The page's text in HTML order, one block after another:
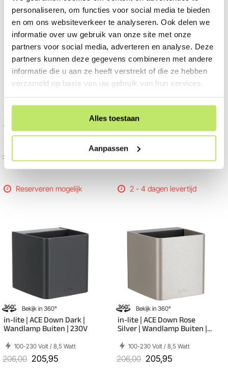
personaliseren, om functies voor social media te bieden
en om ons websiteverkeer te analyseren. Ook delen we
informatie over uw gebruik van onze site met onze
partners voor social media, adverteren en analyse. Deze
partners kunnen deze gegevens combineren met andere
informatie die u aan ze heeft verstrekt of die ze hebben
verzameld op basis van uw gebruik van hun services.
Alles toestaan
Aanpassen
in-lite | ACE Down Flat Grey |
Wandlamp Buiten | 230V
197,00 196,95
Reserveren mogelijk
Bekijk in 360°
in-lite | ACE Down White |
100-230 Volt / 8,5 Watt
206,00 205,95
2 - 4 dagen levertijd
Bekijk in 360°
in-lite | ACE Down Dark |
Wandlamp Buiten | 230V
100-230 Volt / 8,5 Watt
206,00 205,95
Bekijk in 360°
in-lite | ACE Down Rose
Silver | Wandlamp Buiten |
100-230 Volt / 8,5 Watt
206,00 205,95